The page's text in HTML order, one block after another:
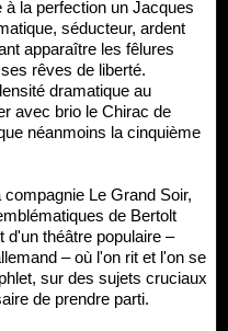
séducteur, ardent
apparaître les fêlures
rêves de liberté.
dramatique au
avec brio le Chirac de
néanmoins la cinquième
Le Grand Soir,
de Bertolt
d'un théâtre populaire –
– où l'on rit et l'on se
sur des sujets cruciaux
de prendre parti.